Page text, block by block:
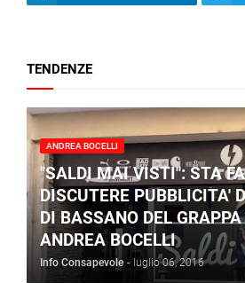
TENDENZE
ANDREA BOCELLI
"SALDI MAI VISTI": STA
DISCUTERE PUBBLICITA'
DI BASSANO DEL
ANDREA BOCELLI
Info Consapevole - luglio 06, 2016